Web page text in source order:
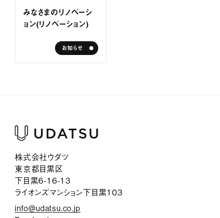
みなさまのリノベーシ
ョン（リノベーション）
お知らせ
株式会社ウダツ
東京都目黒区
下目黒6-16-13
ライオンズマンション下目黒103
info@udatsu.co.jp
サービス紹介
ジャーナル
お問い合わせ